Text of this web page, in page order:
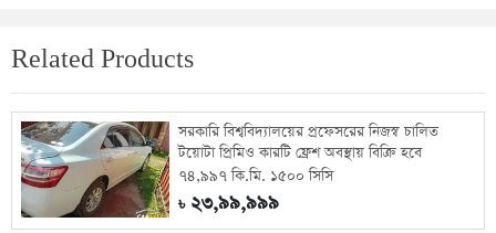
Related Products
সরকারি বিশ্ববিদ্যালয়ের প্রফেসরের নিজস্ব চালিত
টয়োটা প্রিমিও কারটি ফ্রেশ অবস্থায় বিক্রি হবে
৭৪,৯৯৭ কি.মি. ১৫০০ সিসি
৳২৩,৯৯,৯৯৯